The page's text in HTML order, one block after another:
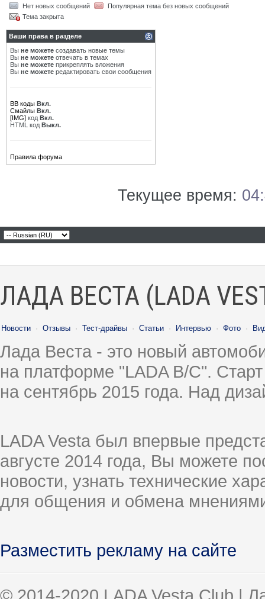
Нет новых сообщений
Популярная тема без новых сообщений
Тема закрыта
Ваши права в разделе
Вы не можете создавать новые темы
Вы не можете отвечать в темах
Вы не можете прикреплять вложения
Вы не можете редактировать свои сообщения
BB коды Вкл.
Смайлы Вкл.
[IMG] код Вкл.
HTML код Выкл.
Правила форума
Текущее время:
ЛАДА ВЕСТА (LADA
Новости · Отзывы · Тест-драйвы · Статьи · Интервью · Фото ·
Лада Веста - это новый
на платформе "LADA B/C".
на сентябрь 2015 года. Над
LADA Vesta был впервые
августе 2014 года, Вы можете
новости, узнать технические
для общения и обмена
Разместить рекламу на сайте